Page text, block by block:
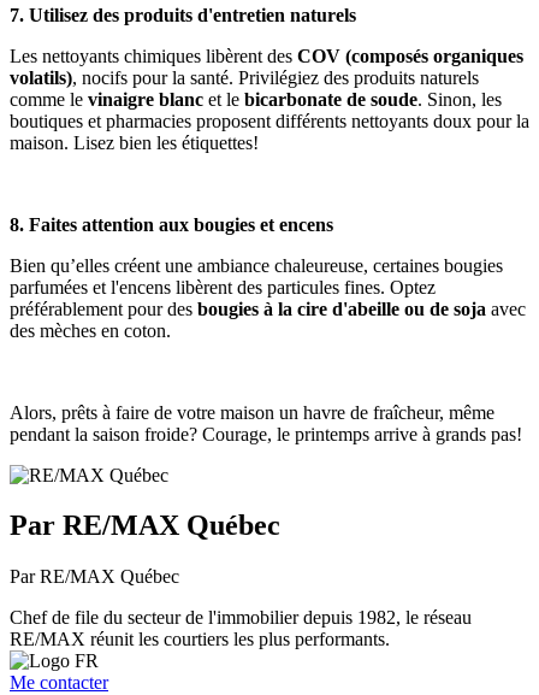
7. Utilisez des produits d'entretien naturels
Les nettoyants chimiques libèrent des COV (composés organiques
volatils), nocifs pour la santé. Privilégiez des produits naturels
comme le vinaigre blanc et le bicarbonate de soude. Sinon, les
boutiques et pharmacies proposent différents nettoyants doux pour la
maison. Lisez bien les étiquettes!
8. Faites attention aux bougies et encens
Bien qu’elles créent une ambiance chaleureuse, certaines bougies
parfumées et l'encens libèrent des particules fines. Optez
préférablement pour des bougies à la cire d'abeille ou de soja avec
des mèches en coton.
Alors, prêts à faire de votre maison un havre de fraîcheur, même
pendant la saison froide? Courage, le printemps arrive à grands pas!
Par RE/MAX Québec
Par RE/MAX Québec
Chef de file du secteur de l'immobilier depuis 1982, le réseau
RE/MAX réunit les courtiers les plus performants.
Me contacter